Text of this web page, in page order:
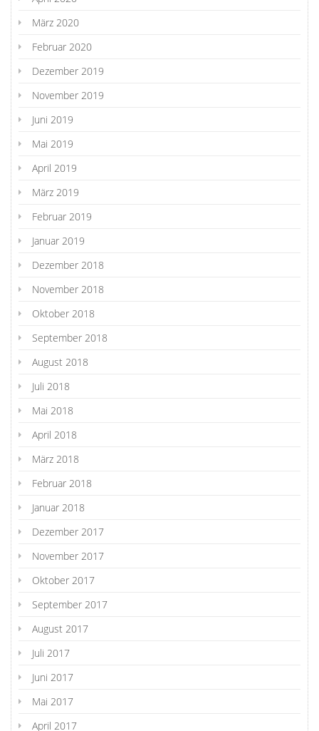
März 2020
Februar 2020
Dezember 2019
November 2019
Juni 2019
Mai 2019
April 2019
März 2019
Februar 2019
Januar 2019
Dezember 2018
November 2018
Oktober 2018
September 2018
August 2018
Juli 2018
Mai 2018
April 2018
März 2018
Februar 2018
Januar 2018
Dezember 2017
November 2017
Oktober 2017
September 2017
August 2017
Juli 2017
Juni 2017
Mai 2017
April 2017